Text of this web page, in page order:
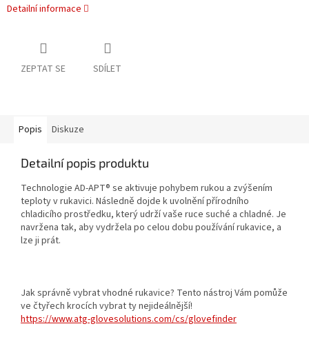
Detailní informace
ZEPTAT SE SDÍLET
Popis Diskuze
Detailní popis produktu
Technologie AD-APT® se aktivuje pohybem rukou a zvýšením
teploty v rukavici. Následně dojde k uvolnění přírodního
chladicího prostředku, který udrží vaše ruce suché a chladné. Je
navržena tak, aby vydržela po celou dobu používání rukavice, a
lze ji prát.
Jak správně vybrat vhodné rukavice? Tento nástroj Vám pomůže
ve čtyřech krocích vybrat ty nejideálnější!
https://www.atg-glovesolutions.com/cs/glovefinder